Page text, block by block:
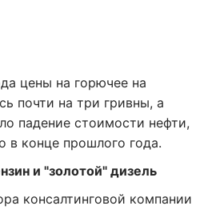
цены на горючее на
почти на три гривны, а
падение стоимости нефти,
в конце прошлого года.
и "золотой" дизель
консалтинговой компании